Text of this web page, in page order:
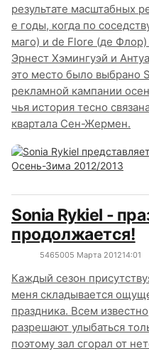
результате масштабных
е годы, когда по
маго) и de Flore (де
Эрнест Хэмингуэй и
это место было выбрано
рекламной кампании
чья история тесно
квартала Сен-Жермен.
Sonia Rykiel -
продолжается!
5465005 Марта 201214:01
Каждый сезон
меня складывается
праздника. Всем
разрешают улыбаться
поэтому зал сгорал от